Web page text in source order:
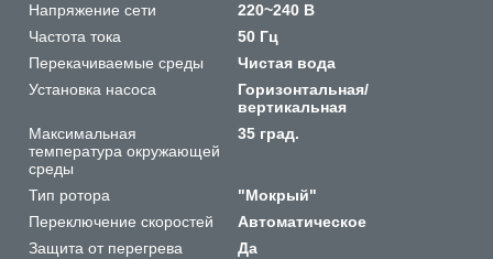
Напряжение сети
220~240 В
Частота тока
50 Гц
Перекачиваемые среды
Чистая вода
Установка насоса
Горизонтальная/
вертикальная
Максимальная
температура окружающей
среды
35 град.
Тип ротора
"Мокрый"
Переключение скоростей
Автоматическое
Защита от перегрева
Да